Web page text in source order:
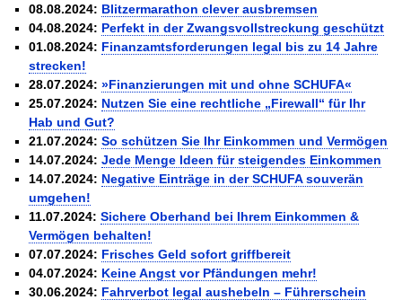
08.08.2024: Blitzermarathon clever ausbremsen
04.08.2024: Perfekt in der Zwangsvollstreckung geschützt
01.08.2024: Finanzamtsforderungen legal bis zu 14 Jahre
strecken!
28.07.2024:»Finanzierungen mit und ohne SCHUFA«
25.07.2024: Nutzen Sie eine rechtliche „Firewall“ für Ihr
Hab und Gut?
21.07.2024:So schützen Sie Ihr Einkommen und Vermögen
14.07.2024:Jede Menge Ideen für steigendes Einkommen
14.07.2024: Negative Einträge in der SCHUFA souverän
umgehen!
11.07.2024:Sichere Oberhand bei Ihrem Einkommen &
Vermögen behalten!
07.07.2024: Frisches Geld sofort griffbereit
04.07.2024: Keine Angst vor Pfändungen mehr!
30.06.2024: Fahrverbot legal aushebeln – Führerschein